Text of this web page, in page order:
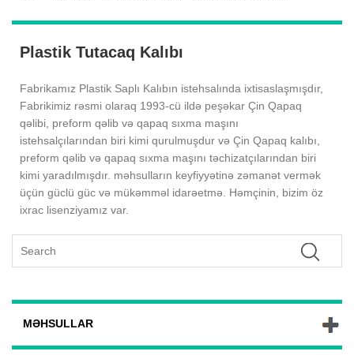
Plastik Tutacaq Kalıbı
Fabrikamız Plastik Saplı Kalıbın istehsalında ixtisaslaşmışdır,
Fabrikimiz rəsmi olaraq 1993-cü ildə peşəkar Çin Qapaq
qəlibi, preform qəlib və qapaq sıxma maşını
istehsalçılarından biri kimi qurulmuşdur və Çin Qapaq kalıbı,
preform qəlib və qapaq sıxma maşını təchizatçılarından biri
kimi yaradılmışdır. məhsulların keyfiyyətinə zəmanət vermək
üçün güclü güc və mükəmməl idarəetmə. Həmçinin, bizim öz
ixrac lisenziyamız var.
MƏHSULLAR